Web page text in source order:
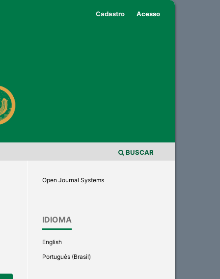
BUSCAR
Cadastro Acesso
Open Journal Systems
IDIOMA
English
Português (Brasil)